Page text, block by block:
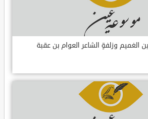
وزلفةٍ الشاعر العوام بن عقبة